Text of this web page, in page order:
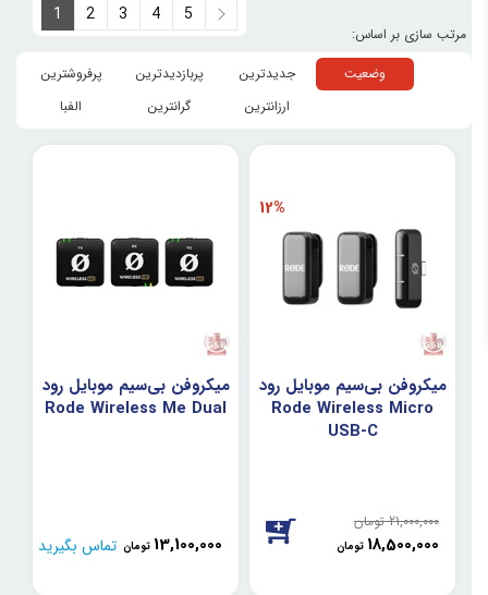
1 2 3 4 5
وضعیت جدیدترین پربازدیدترین
پرفروشترین
ارزانترین
گرانترین الفبا
میکروفن بی‌سیم موبایل رود
Rode Wireless Micro
USB-C
12%
21,000,000 تومان
18,500,000 تومان
میکروفن بی‌سیم موبایل رود
Rode Wireless Me Dual
13,100,000 تومان تماس بگیرید